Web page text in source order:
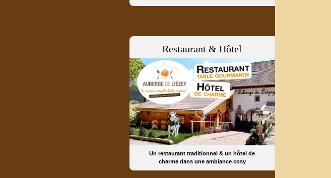
Restaurant & Hôtel
Un restaurant traditionnel & un hôtel de
charme dans une ambiance cosy